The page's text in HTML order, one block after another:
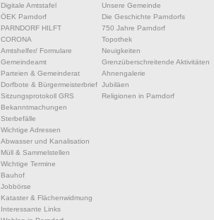
Digitale Amtstafel
ÖEK Parndorf
PARNDORF HILFT
CORONA
Amtshelfer/ Formulare
Gemeindeamt
Parteien & Gemeinderat
Dorfbote & Bürgermeisterbrief
Sitzungsprotokoll GRS
Bekanntmachungen
Sterbefälle
Wichtige Adressen
Abwasser und Kanalisation
Müll & Sammelstellen
Wichtige Termine
Bauhof
Jobbörse
Kataster & Flächenwidmung
Interessante Links
Unsere Gemeinde
Die Geschichte Parndorfs
750 Jahre Parndorf
Topothek
Neuigkeiten
Grenzüberschreitende Aktivitäten
Ahnengalerie
Jubiläen
Religionen in Parndorf